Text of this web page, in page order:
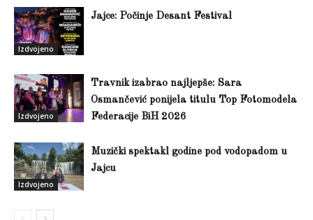
Izdvojeno
Jajce: Počinje Desant Festival
Izdvojeno
Travnik izabrao najljepše: Sara
Osmančević ponijela titulu Top Fotomodela
Federacije BiH 2026
Izdvojeno
Muzički spektakl godine pod vodopadom u
Jajcu